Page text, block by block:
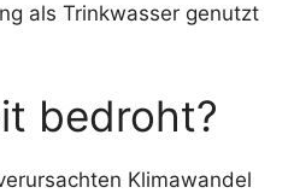
als Trinkwasser genutzt
bedroht?
Klimawandel